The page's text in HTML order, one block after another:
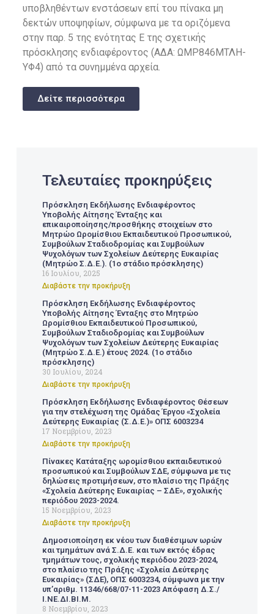
υποβληθέντων ενστάσεων επί του πίνακα μη
δεκτών υποψηφίων, σύμφωνα με τα οριζόμενα
στην παρ. 5 της ενότητας Ε της σχετικής
πρόσκλησης ενδιαφέροντος (ΑΔΑ: ΩΜΡ846ΜΤΛΗ-
ΥΦ4) από τα συνημμένα αρχεία.
Δείτε περισσότερα
Τελευταίες προκηρύξεις
Πρόσκληση Εκδήλωσης Ενδιαφέροντος
Υποβολής Αίτησης Ένταξης και
επικαιροποίησης/προσθήκης στοιχείων στο
Μητρώο Ωρομίσθιου Εκπαιδευτικού Προσωπικού,
Συμβούλων Σταδιοδρομίας και Συμβούλων
Ψυχολόγων των Σχολείων Δεύτερης Ευκαιρίας
(Μητρώο Σ.Δ.Ε.). (1ο στάδιο πρόσκλησης)
16 Ιουλίου, 2025
Διαβάστε την προκήρυξη
Πρόσκληση Εκδήλωσης Ενδιαφέροντος
Υποβολής Αίτησης Ένταξης στο Μητρώο
Ωρομίσθιου Εκπαιδευτικού Προσωπικού,
Συμβούλων Σταδιοδρομίας και Συμβούλων
Ψυχολόγων των Σχολείων Δεύτερης Ευκαιρίας
(Μητρώο Σ.Δ.Ε.) έτους 2024. (1ο στάδιο
πρόσκλησης)
30 Ιουλίου, 2024
Διαβάστε την προκήρυξη
Πρόσκληση Εκδήλωσης Ενδιαφέροντος Θέσεων
για την στελέχωση της Ομάδας Έργου «Σχολεία
Δεύτερης Ευκαιρίας (Σ.Δ.Ε.)» ΟΠΣ 6003234
17 Νοεμβρίου, 2023
Διαβάστε την προκήρυξη
Πίνακες Κατάταξης ωρομίσθιου εκπαιδευτικού
προσωπικού και Συμβούλων ΣΔΕ, σύμφωνα με τις
δηλώσεις προτιμήσεων, στο πλαίσιο της Πράξης
«Σχολεία Δεύτερης Ευκαιρίας – ΣΔΕ», σχολικής
περιόδου 2023-2024.
15 Νοεμβρίου, 2023
Διαβάστε την προκήρυξη
Δημοσιοποίηση εκ νέου των διαθέσιμων ωρών
και τμημάτων ανά Σ.Δ.Ε. και των εκτός έδρας
τμημάτων τους, σχολικής περιόδου 2023-2024,
στο πλαίσιο της Πράξης «Σχολεία Δεύτερης
Ευκαιρίας» (ΣΔΕ), ΟΠΣ 6003234, σύμφωνα με την
υπ’αριθμ. 11346/668/07-11-2023 Απόφαση Δ.Σ./
Ι.ΝΕ.ΔΙ.ΒΙ.Μ.
8 Νοεμβρίου, 2023